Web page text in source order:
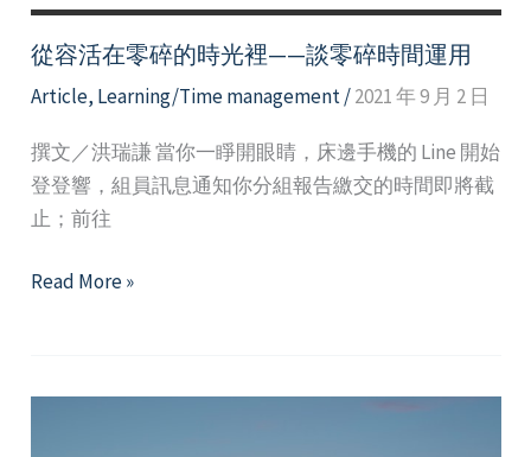
鍊
你
理
肌
力
從容活在零碎的時光裡——談零碎時間運用
Article, Learning/Time management/2021 年 9 月 2 日
撰文／洪瑞謙 當你一睜開眼睛，床邊手機的 Line 開始
登登響，組員訊息通知你分組報告繳交的時間即將截
止；前往
從
Read More »